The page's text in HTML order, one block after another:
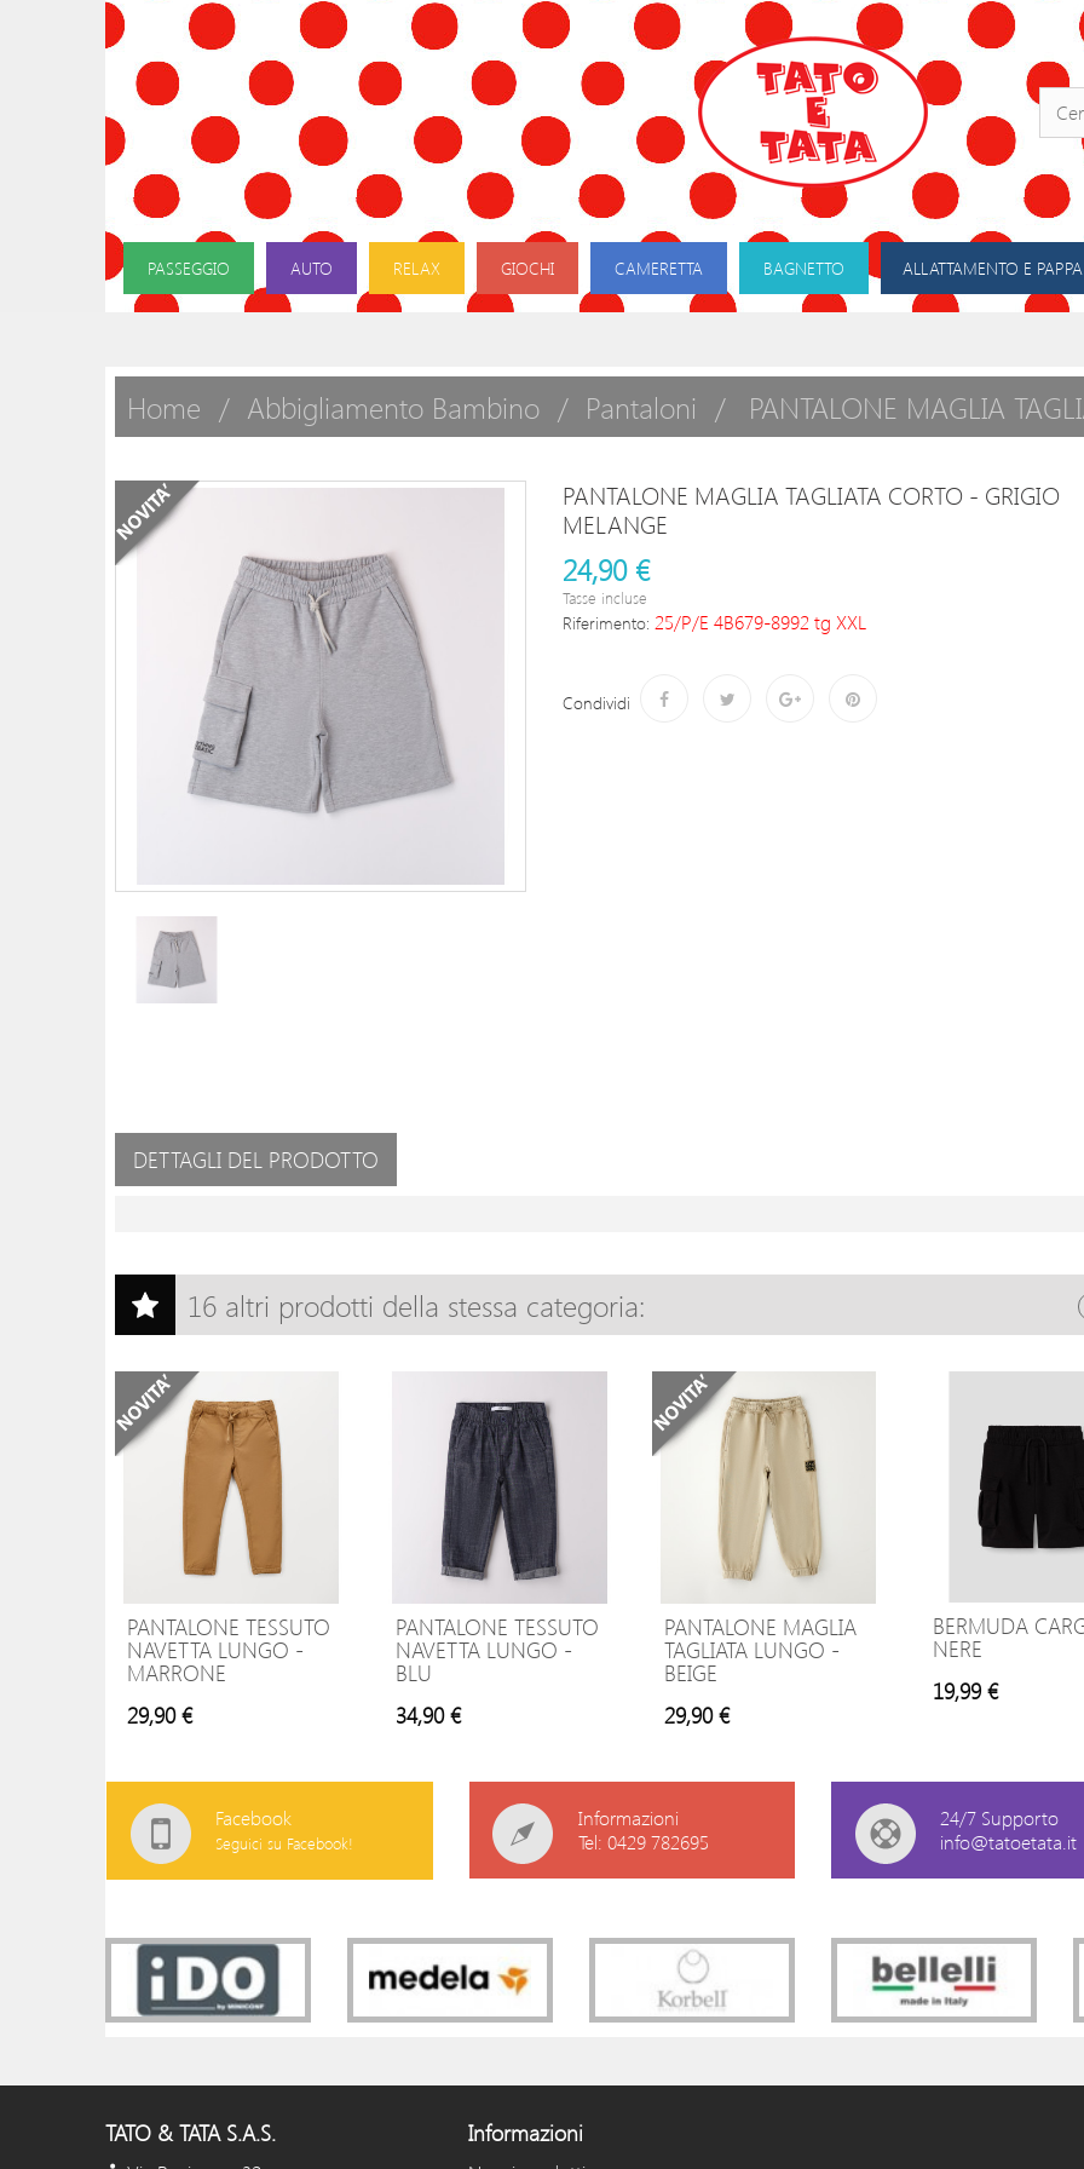
PASSEGGIO AUTO RELAX GIOCHI CAMERETTA BAGNETTO ALLATTAMENTO E PAPPA
Home Abbigliamento Bambino Pantaloni PANTALONE MAGLIA
PANTALONE MAGLIA TAGLIATA CORTO - GRIGIO
MELANGE
24,90 €
Tasse incluse
Riferimento: 25/P/E 4B679-8992 tg XXL
Condividi
DETTAGLI DEL PRODOTTO
16 altri prodotti della stessa categoria:
PANTALONE TESSUTO
NAVETTA LUNGO -
MARRONE
29,90 €
PANTALONE TESSUTO
NAVETTA LUNGO -
BLU
34,90 €
PANTALONE MAGLIA
TAGLIATA LUNGO -
BEIGE
29,90 €
BERMUDA
NERE
19,99 €
Facebook
Seguici su Facebook!
Informazioni
Tel: 0429 782695
24/7 Supporto
info@tatoetata.it
TATO & TATA S.A.S. Informazioni